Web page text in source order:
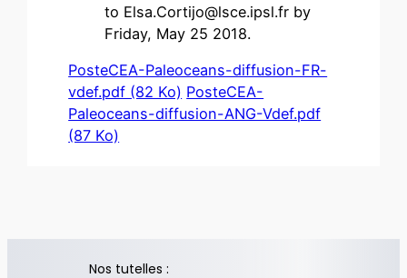
to Elsa.Cortijo@lsce.ipsl.fr by
Friday, May 25 2018.
PosteCEA-Paleoceans-diffusion-FR-
vdef.pdf (82 Ko) PosteCEA-
Paleoceans-diffusion-ANG-Vdef.pdf
(87 Ko)
Nos tutelles :